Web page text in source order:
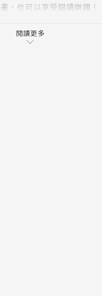
也可以享受閱讀樂趣！
──
這個身體！
力不支。
……
一件重要的事。
閱讀更多